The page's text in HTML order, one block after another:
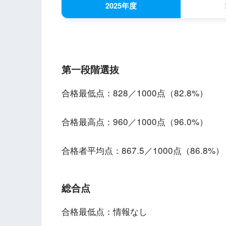
2025年度
第一段階選抜
合格最低点：828／1000点（82.8%）
合格最高点：960／1000点（96.0%）
合格者平均点：867.5／1000点（86.8%）
総合点
合格最低点：情報なし